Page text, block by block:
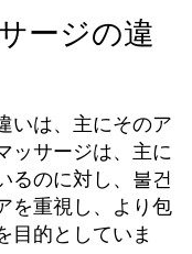
ージの違
いは、主にそのア
ッサージは、主に
るのに対し、불건
を重視し、より包
目的としていま